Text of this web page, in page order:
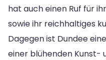
hat auch einen Ruf für
sowie ihr reichhaltiges
Dagegen ist Dundee
einer blühenden Kunst-